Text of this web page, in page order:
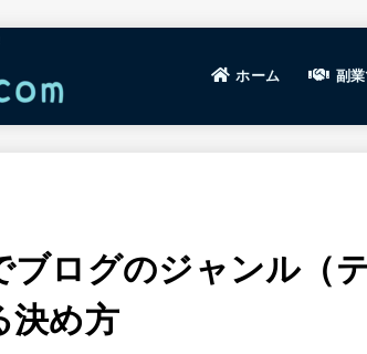
ホーム 副
ブログのジャンル（
決め方